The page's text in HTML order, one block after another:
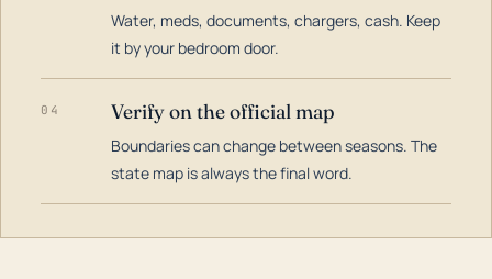
Water, meds, documents, chargers, cash. Keep
it by your bedroom door.
04 Verify on the official map
Boundaries can change between seasons. The
state map is always the final word.